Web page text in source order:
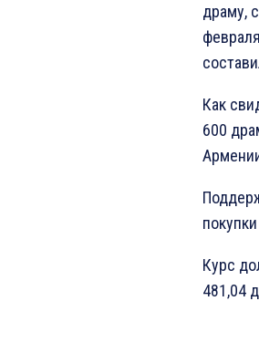
драму,
Как
600
Курс
481,04